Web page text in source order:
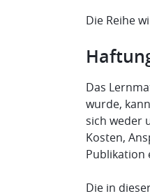
Die Reihe
Das
wurde,
sich weder
Kosten,
Publikation
Die in